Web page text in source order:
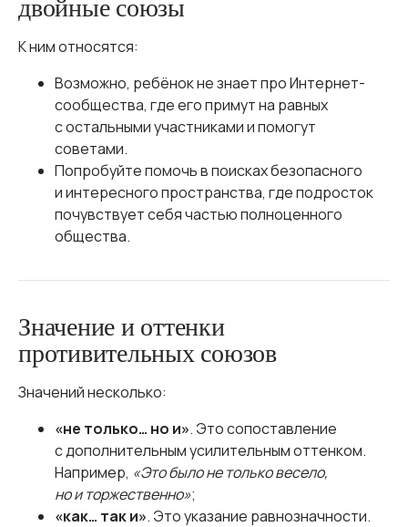
двойные союзы
К ним относятся:
Возможно, ребёнок не знает про Интернет-
сообщества, где его примут на равных
с остальными участниками и помогут
советами.
Попробуйте помочь в поисках безопасного
и интересного пространства, где подросток
почувствует себя частью полноценного
общества.
Значение и оттенки
противительных союзов
Значений несколько:
«не только… но и». Это сопоставление
с дополнительным усилительным оттенком.
Например, «Это было не только весело,
но и торжественно»;
«как… так и». Это указание равнозначности.